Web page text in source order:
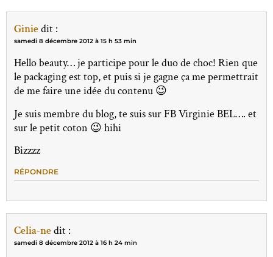
Giniedit :
samedi 8 décembre 2012 à 15 h 53 min
Hello beauty… je participe pour le duo de choc! Rien que
le packaging est top, et puis si je gagne ça me permettrait
de me faire une idée du contenu 😉
Je suis membre du blog, te suis sur FB Virginie BEL…. et
sur le petit coton 😉 hihi
Bizzzz
RÉPONDRE
Celia-nedit :
samedi 8 décembre 2012 à 16 h 24 min